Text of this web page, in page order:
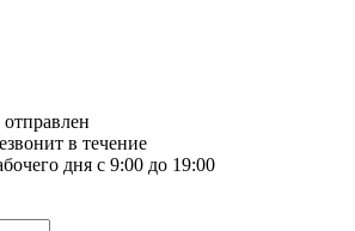
в течение
дня с 9:00 до 19:00